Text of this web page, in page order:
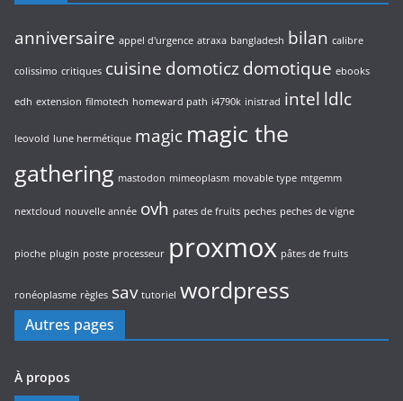
anniversaire appel d'urgence atraxa bangladesh bilan calibre
colissimo critiques cuisine domoticzdomotique ebooks
edh extension filmotech homeward path i4790k inistrad intel ldlc
leovold lune hermétique magic magic the
gathering mastodon mimeoplasm movable type mtgemm
nextcloud nouvelle année ovh pates de fruits peches peches de vigne
pioche plugin poste processeur proxmox pâtes de fruits
ronéoplasme règles sav tutoriel wordpress
Autres pages
À propos